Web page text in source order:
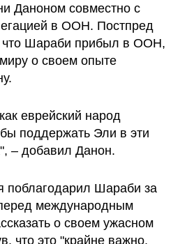
Даноном совместно с
в ООН. Постпред
что Шараби прибыл в ООН,
о своем опыте
еврейский народ
поддержать Эли в эти
– добавил Данон.
поблагодарил Шараби за
международным
о своем ужасном
что это "крайне важно,